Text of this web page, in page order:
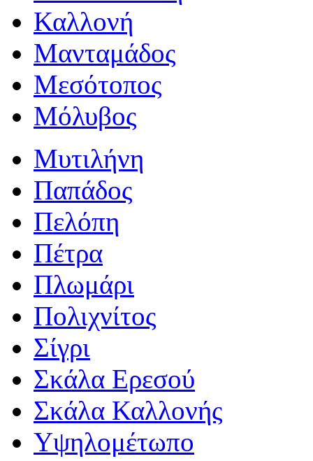
Καλλονή
Μανταμάδος
Μεσότοπος
Μόλυβος
Μυτιλήνη
Παπάδος
Πελόπη
Πέτρα
Πλωμάρι
Πολιχνίτος
Σίγρι
Σκάλα Ερεσού
Σκάλα Καλλονής
Υψηλομέτωπο